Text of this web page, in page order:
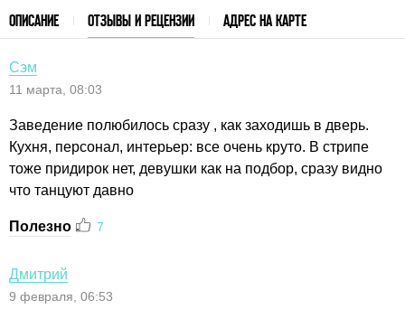
ОПИСАНИЕ ОТЗЫВЫ И РЕЦЕНЗИИ АДРЕС НА КАРТЕ
Сэм
11 марта, 08:03
Заведение полюбилось сразу , как заходишь в дверь.
Кухня, персонал, интерьер: все очень круто. В стрипе
тоже придирок нет, девушки как на подбор, сразу видно
что танцуют давно
Полезно 7
Дмитрий
9 февраля, 06:53